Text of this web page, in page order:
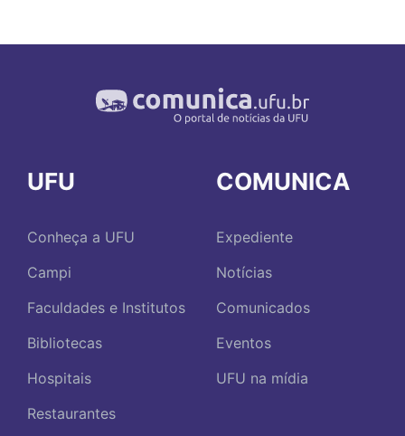
UFU
Conheça a UFU
Campi
Faculdades e Institutos
Bibliotecas
Hospitais
Restaurantes
COMUNICA
Expediente
Notícias
Comunicados
Eventos
UFU na mídia